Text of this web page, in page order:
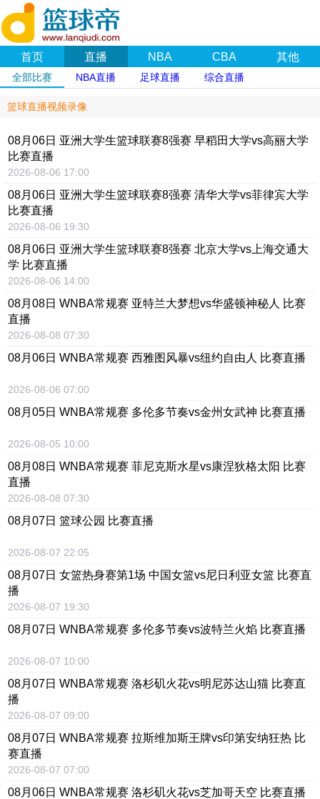
首页 直播 NBA CBA 其他
全部比赛 NBA直播 足球直播 综合直播
篮球直播视频录像
08月06日 亚洲大学生篮球联赛8强赛 早稻田大学vs高丽大学
比赛直播
2026-08-06 17:00
08月06日 亚洲大学生篮球联赛8强赛 清华大学vs菲律宾大学
比赛直播
2026-08-06 19:30
08月06日 亚洲大学生篮球联赛8强赛 北京大学vs上海交通大
学 比赛直播
2026-08-06 14:00
08月08日 WNBA常规赛 亚特兰大梦想vs华盛顿神秘人 比赛
直播
2026-08-08 07:30
08月06日 WNBA常规赛 西雅图风暴vs纽约自由人 比赛直播
2026-08-06 07:00
08月05日 WNBA常规赛 多伦多节奏vs金州女武神 比赛直播
2026-08-05 10:00
08月08日 WNBA常规赛 菲尼克斯水星vs康涅狄格太阳 比赛
直播
2026-08-08 07:30
08月07日 篮球公园 比赛直播
2026-08-07 22:05
08月07日 女篮热身赛第1场 中国女篮vs尼日利亚女篮 比赛直
播
2026-08-07 19:30
08月07日 WNBA常规赛 多伦多节奏vs波特兰火焰 比赛直播
2026-08-07 10:00
08月07日 WNBA常规赛 洛杉矶火花vs明尼苏达山猫 比赛直
播
2026-08-07 09:00
08月07日 WNBA常规赛 拉斯维加斯王牌vs印第安纳狂热 比
赛直播
2026-08-07 07:00
08月06日 WNBA常规赛 洛杉矶火花vs芝加哥天空 比赛直播